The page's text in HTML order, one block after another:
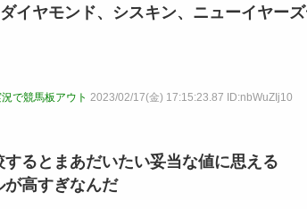
イヤモンド、シスキン、ニューイヤー
で競馬板アウト 2023/02/17(金) 17:15:23.87 ID:nbWuZIj10
するとまあだいたい妥当な値に思える
が高すぎなんだ